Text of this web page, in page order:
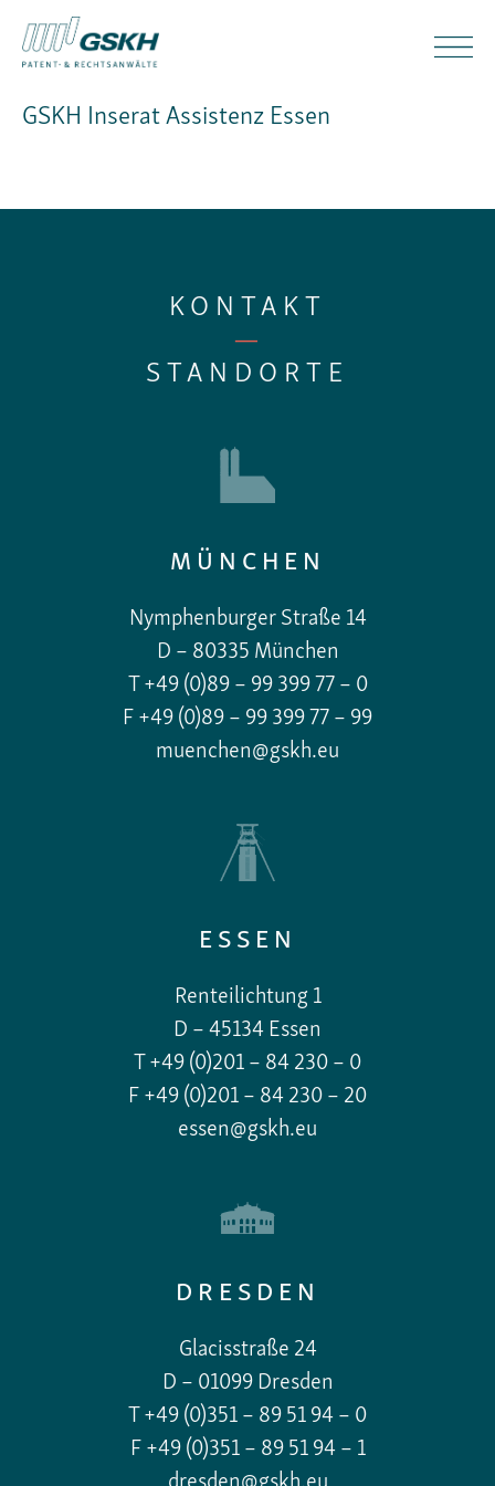
GSKH Inserat Assistenz Essen
KONTAKT
—
STANDORTE
MÜNCHEN
Nymphenburger Straße 14
D – 80335 München
T +49 (0)89 – 99 399 77 – 0
F +49 (0)89 – 99 399 77 – 99
muenchen@gskh.eu
ESSEN
Renteilichtung 1
D – 45134 Essen
T +49 (0)201 – 84 230 – 0
F +49 (0)201 – 84 230 – 20
essen@gskh.eu
DRESDEN
Glacisstraße 24
D – 01099 Dresden
T +49 (0)351 – 89 51 94 – 0
F +49 (0)351 – 89 51 94 – 1